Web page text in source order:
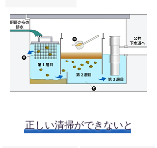
正しい清掃ができないと